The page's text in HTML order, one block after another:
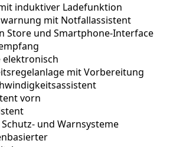
induktiver Ladefunktion
mit Notfallassistent
Store und Smartphone-Interface
mit Vorbereitung
vorn
und Warnsysteme